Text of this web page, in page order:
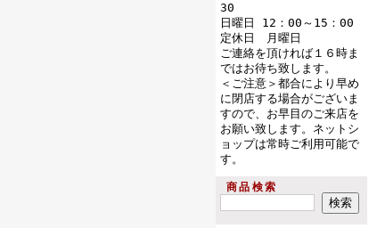
30
日曜日 12：00～15：00
定休日 月曜日
ご連絡を頂ければ１６時ま
ではお待ち致します。
＜ご注意＞都合により早め
に閉店する場合がございま
すので、お早目のご来店を
お願い致します。ネットシ
ョップは常時ご利用可能で
す。
商品検索